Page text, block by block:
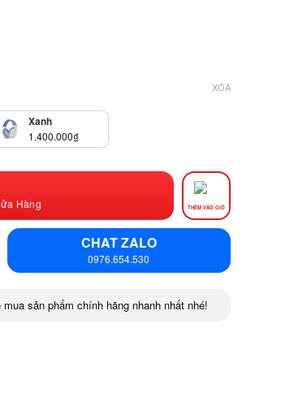
Xanh
1.400.000₫
XÓA
Hàng THÊM VÀO GIỎ
CHAT ZALO
0976.654.530
mua sản phẩm chính hãng nhanh nhất nhé!